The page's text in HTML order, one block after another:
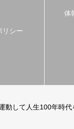
リシー
体
動して人生100年時